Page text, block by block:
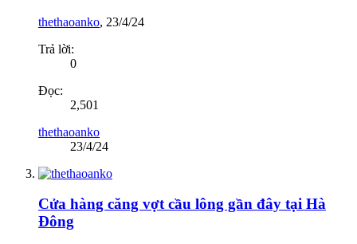
thethaoanko, 23/4/24
Trả lời:
0
Đọc:
2,501
thethaoanko
23/4/24
Cửa hàng căng vợt cầu lông gần đây tại Hà
Đông